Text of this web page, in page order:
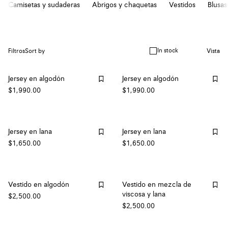
Camisetas y sudaderas Abrigos y chaquetas Vestidos
FiltrosSort by In stock Vista
Jersey en algodón
$1,990.00
Jersey en algodón
$1,990.00
Jersey en lana
$1,650.00
Jersey en lana
$1,650.00
Vestido en algodón
$2,500.00
Vestido en mezcla de
viscosa y lana
$2,500.00